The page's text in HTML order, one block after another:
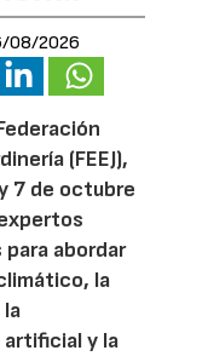
08/2026
(FEEJ),
7 de octubre
abordar
la
y la